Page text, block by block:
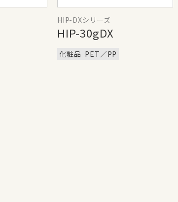
HIP-DXシリーズ
HIP-30gDX
化粧品 PET／PP